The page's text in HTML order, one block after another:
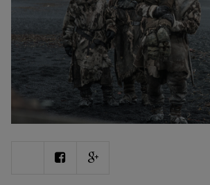
ShareShare Share